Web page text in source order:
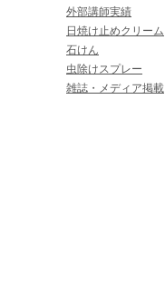
外部講師実績
日焼け止めクリーム
石けん
虫除けスプレー
雑誌・メディア掲載